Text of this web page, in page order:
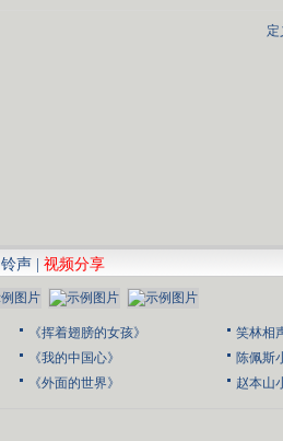
铃声 | 视频分享
《挥着翅膀的女孩》
《我的中国心》
《外面的世界》
笑林相
陈佩斯
赵本山